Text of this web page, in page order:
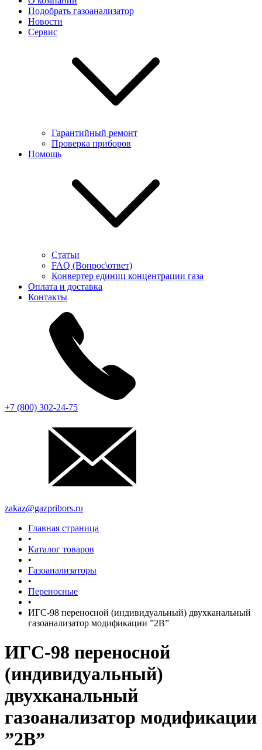
Подобрать газоанализатор
Новости
Сервис
Гарантийный ремонт
Проверка приборов
Помощь
Статьи
FAQ (Вопрос\ответ)
Конвертер единиц концентрации газа
Оплата и доставка
Контакты
+7 (800) 302-24-75
zakaz@gazpribors.ru
Главная страница
•
Каталог товаров
•
Газоанализаторы
•
Переносные
•
ИГС-98 переносной (индивидуальный) двухканальный
газоанализатор модификации ”2В”
ИГС-98 переносной
(индивидуальный)
двухканальный
газоанализатор модификации
”2В”